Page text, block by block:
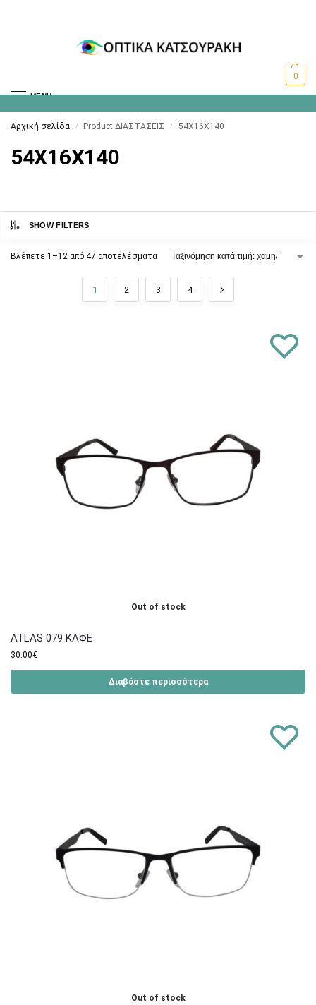
MENU
0
Αρχική σελίδα / Product ΔΙΑΣΤΑΣΕΙΣ / 54X16X140
54X16X140
SHOW FILTERS
Βλέπετε 1–12 από 47 αποτελέσματα
1 2 3 4
Out of stock
ATLAS 079 ΚΑΦΕ
30.00€
Διαβάστε περισσότερα
Out of stock